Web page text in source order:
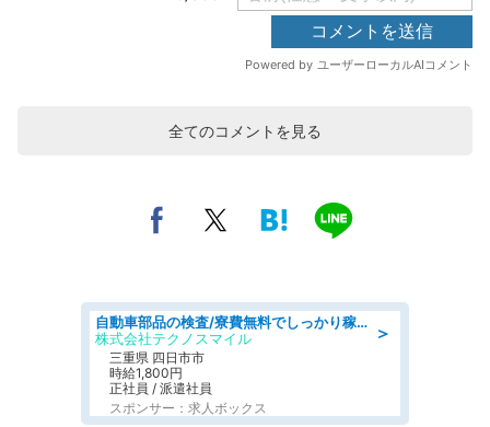
全てのコメントを見る
＞
自動車部品の検査/寮費無料でしっかり稼げる denso aichi
株式会社テクノスマイル
三重県 四日市市
時給1,800円
正社員 / 派遣社員
スポンサー：求人ボックス